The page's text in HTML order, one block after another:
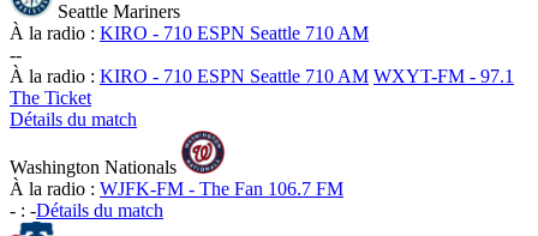
Seattle Mariners
À la radio : KIRO - 710 ESPN Seattle 710 AM
--
À la radio : KIRO - 710 ESPN Seattle 710 AM WXYT-FM - 97.1
The Ticket
Détails du match
Washington Nationals
À la radio : WJFK-FM - The Fan 106.7 FM
- : -Détails du match